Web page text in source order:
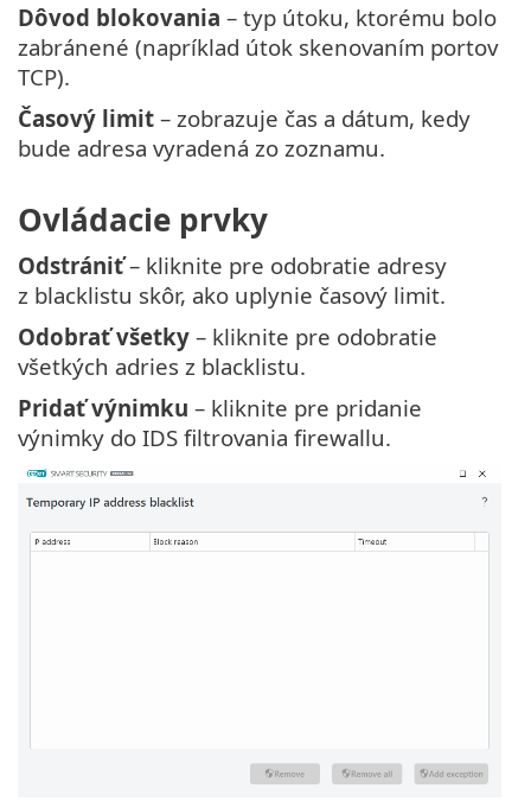
Dôvod blokovania – typ útoku, ktorému bolo
zabránené (napríklad útok skenovaním portov
TCP).
Časový limit – zobrazuje čas a dátum, kedy
bude adresa vyradená zo zoznamu.
Ovládacie prvky
Odstrániť– kliknite pre odobratie adresy
z blacklistu skôr, ako uplynie časový limit.
Odobrať všetky – kliknite pre odobratie
všetkých adries z blacklistu.
Pridať výnimku – kliknite pre pridanie
výnimky do IDS filtrovania firewallu.